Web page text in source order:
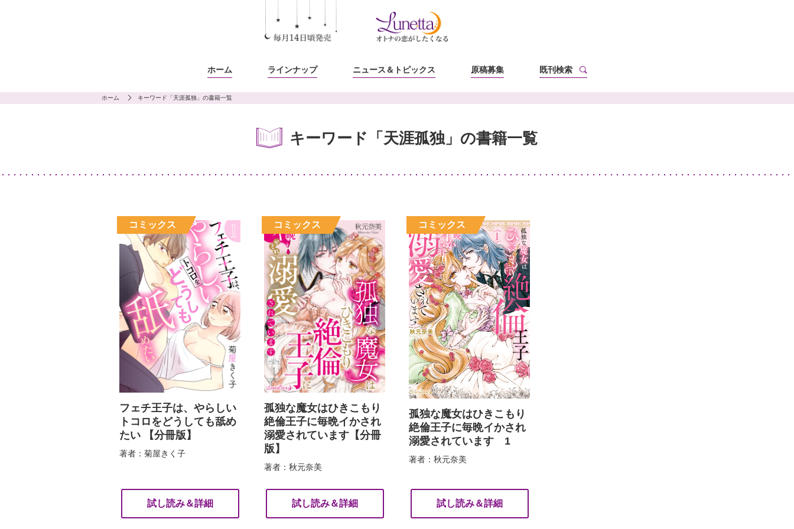
ホーム ラインナップ ニュース ＆トピックス 原稿募集 既刊検索
ホーム キーワード「天涯孤独」の書籍一覧
キーワード「天涯孤独」の書籍一覧
フェチ王子は、やらしい
トコロをどうしても舐め
たい 【分冊版】
著者：菊屋きく子
試し読み＆詳細
孤独な魔女はひきこもり
絶倫王子に毎晩イかされ
溺愛されています【分冊
版】
著者：秋元奈美
試し読み＆詳細
孤独な魔女はひきこもり
絶倫王子に毎晩イかされ
溺愛されています 1
著者：秋元奈美
試し読み＆詳細